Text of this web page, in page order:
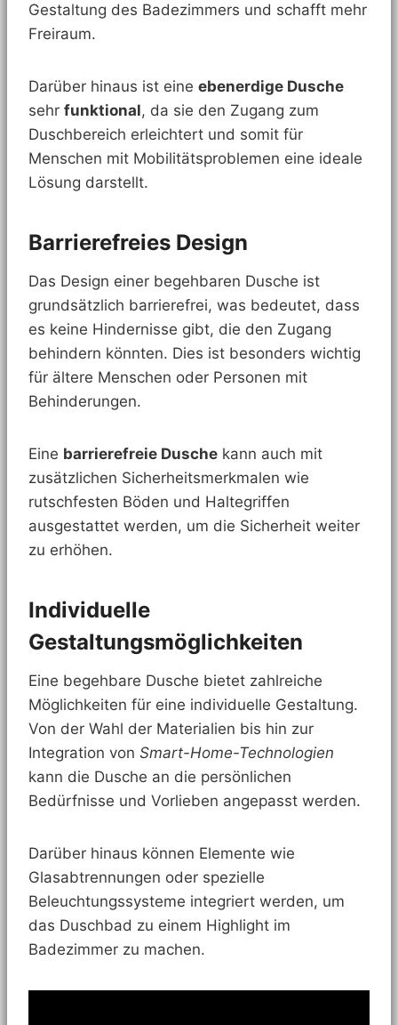
Gestaltung des Badezimmers und schafft mehr
Freiraum.
Darüber hinaus ist eine ebenerdige Dusche
sehr funktional, da sie den Zugang zum
Duschbereich erleichtert und somit für
Menschen mit Mobilitätsproblemen eine ideale
Lösung darstellt.
Barrierefreies Design
Das Design einer begehbaren Dusche ist
grundsätzlich barrierefrei, was bedeutet, dass
es keine Hindernisse gibt, die den Zugang
behindern könnten. Dies ist besonders wichtig
für ältere Menschen oder Personen mit
Behinderungen.
Eine barrierefreie Dusche kann auch mit
zusätzlichen Sicherheitsmerkmalen wie
rutschfesten Böden und Haltegriffen
ausgestattet werden, um die Sicherheit weiter
zu erhöhen.
Individuelle
Gestaltungsmöglichkeiten
Eine begehbare Dusche bietet zahlreiche
Möglichkeiten für eine individuelle Gestaltung.
Von der Wahl der Materialien bis hin zur
Integration von Smart-Home-Technologien
kann die Dusche an die persönlichen
Bedürfnisse und Vorlieben angepasst werden.
Darüber hinaus können Elemente wie
Glasabtrennungen oder spezielle
Beleuchtungssysteme integriert werden, um
das Duschbad zu einem Highlight im
Badezimmer zu machen.